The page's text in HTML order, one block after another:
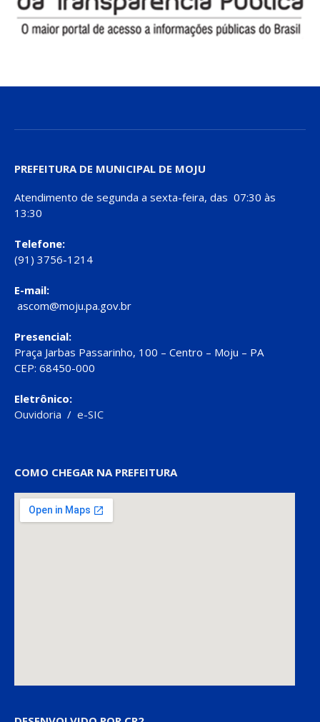
PREFEITURA DE MUNICIPAL DE MOJU
Atendimento de segunda a sexta-feira, das 07:30 às
13:30
Telefone:
(91) 3756-1214
E-mail:
ascom@moju.pa.gov.br
Presencial:
Praça Jarbas Passarinho, 100 – Centro – Moju – PA
CEP: 68450-000
Eletrônico:
Ouvidoria / e-SIC
COMO CHEGAR NA PREFEITURA